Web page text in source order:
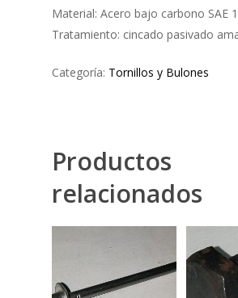
Material: Acero bajo carbono SAE
Tratamiento: cincado pasivado
Categoría: Tornillos y Bulones
Productos
relacionados